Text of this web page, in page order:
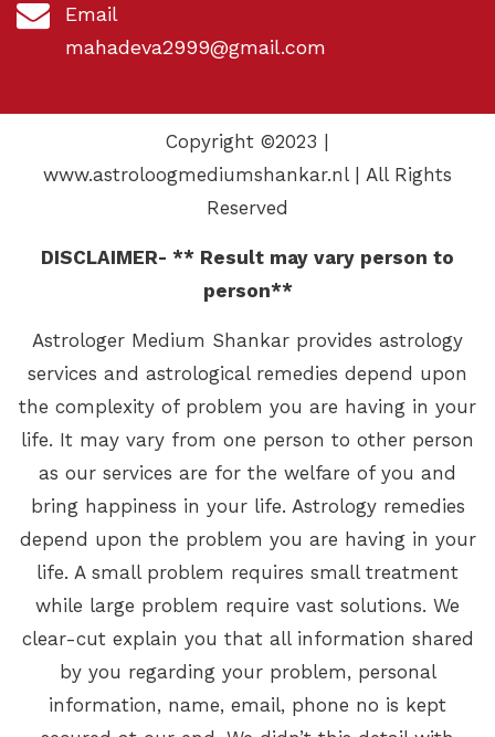
Email
mahadeva2999@gmail.com
Copyright ©2023 |
www.astroloogmediumshankar.nl | All Rights
Reserved
DISCLAIMER- ** Result may vary person to
person**
Astrologer Medium Shankar provides astrology
services and astrological remedies depend upon
the complexity of problem you are having in your
life. It may vary from one person to other person
as our services are for the welfare of you and
bring happiness in your life. Astrology remedies
depend upon the problem you are having in your
life. A small problem requires small treatment
while large problem require vast solutions. We
clear-cut explain you that all information shared
by you regarding your problem, personal
information, name, email, phone no is kept